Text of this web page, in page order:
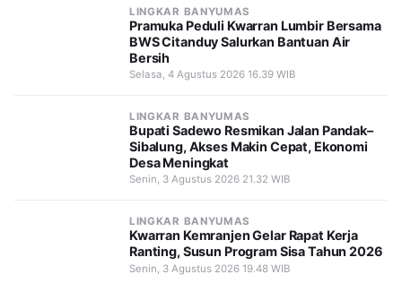
LINGKAR BANYUMAS
Pramuka Peduli Kwarran Lumbir Bersama
BWS Citanduy Salurkan Bantuan Air
Bersih
Selasa, 4 Agustus 2026 16.39 WIB
LINGKAR BANYUMAS
Bupati Sadewo Resmikan Jalan Pandak–
Sibalung, Akses Makin Cepat, Ekonomi
Desa Meningkat
Senin, 3 Agustus 2026 21.32 WIB
LINGKAR BANYUMAS
Kwarran Kemranjen Gelar Rapat Kerja
Ranting, Susun Program Sisa Tahun 2026
Senin, 3 Agustus 2026 19.48 WIB